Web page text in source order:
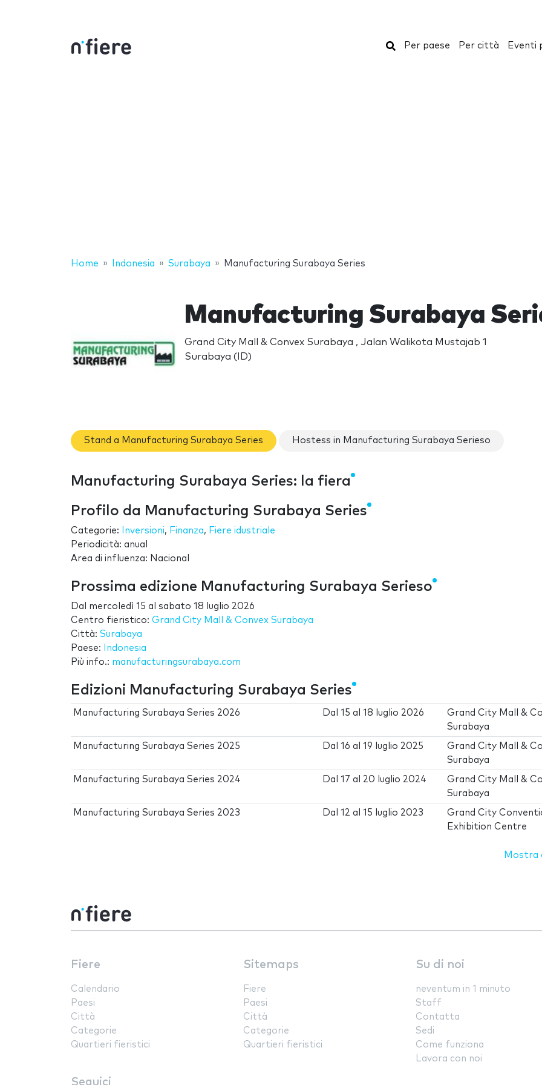
Cerca
Per paese Per città Eventi
Home Indonesia Surabaya Manufacturing Surabaya Series
Manufacturing Surabaya
Grand City Mall & Convex Surabaya , Jalan Walikota Mustajab 1
Surabaya (ID)
Stand a Manufacturing Surabaya Series Hostess in Manufacturing Surabaya Serieso
Manufacturing Surabaya Series: la fiera
Profilo da Manufacturing Surabaya Series
Categorie: Inversioni, Finanza, Fiere idustriale
Periodicità: anual
Area di influenza: Nacional
Prossima edizione Manufacturing Surabaya Serieso
Dal mercoledì 15 al sabato 18 luglio 2026
Centro fieristico: Grand City Mall & Convex Surabaya
Città: Surabaya
Paese:
Indonesia
Più info.: manufacturingsurabaya.com
Edizioni Manufacturing Surabaya Series
Manufacturing Surabaya Series 2026 Dal15 al18 luglio 2026
Grand City Mall &
Surabaya
Manufacturing Surabaya Series 2025 Dal16 al19 luglio 2025
Grand City Mall &
Surabaya
Manufacturing Surabaya Series 2024 Dal17 al 20 luglio 2024
Grand City Mall &
Surabaya
Manufacturing Surabaya Series 2023 Dal12 al15 luglio 2023
Grand City
Exhibition Centre
Mostra
Fiere
Calendario
Paesi
Città
Categorie
Quartieri fieristici
Sitemaps
Fiere
Paesi
Città
Categorie
Quartieri fieristici
Su di noi
neventum in 1 minuto
Staff
Contatta
Sedi
Come funziona
Lavora con noi
Seguici